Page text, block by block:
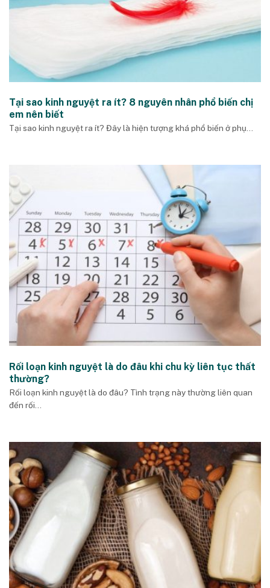
Tại sao kinh nguyệt ra ít? 8 nguyên nhân phổ biến chị
em nên biết
Tại sao kinh nguyệt ra ít? Đây là hiện tượng khá phổ biến ở phụ...
Rối loạn kinh nguyệt là do đâu khi chu kỳ liên tục thất
thường?
Rối loạn kinh nguyệt là do đâu? Tình trạng này thường liên quan
đến rối...